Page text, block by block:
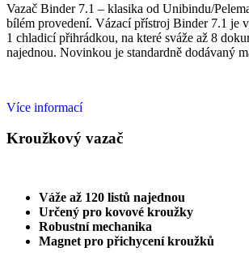
Vazač Binder 7.1 – klasika od Unibindu/
bílém provedení. Vázací přístroj Binder 7.1 je
1 chladicípřihrádkou, na které sváže až 8
najednou. Novinkou je standardně dodávaný
Více informací
Kroužkový vazač
Váže až 120 listů najednou
Určený pro kovové kroužky
Robustní mechanika
Magnet pro přichycení kroužků